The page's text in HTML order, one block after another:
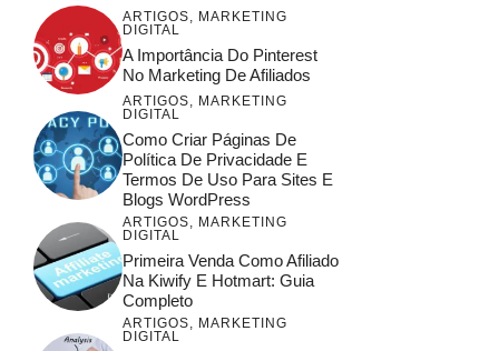
ARTIGOS
MARKETING
DIGITAL
A Importância Do Pinterest
No Marketing De Afiliados
ARTIGOS, MARKETING
DIGITAL
Como Criar Páginas De
Política De Privacidade E
Termos De Uso Para Sites E
Blogs WordPress
ARTIGOS, MARKETING
DIGITAL
Primeira Venda Como Afiliado
Na Kiwify E Hotmart: Guia
Completo
ARTIGOS, MARKETING
DIGITAL